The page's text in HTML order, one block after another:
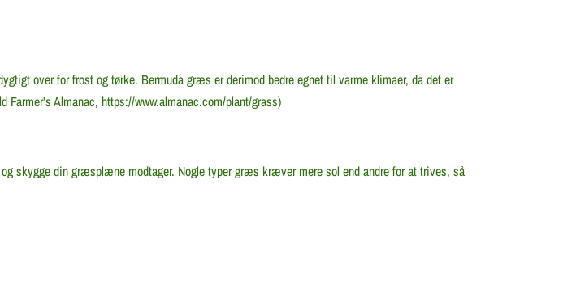
over for frost og tørke. Bermuda græs er derimod bedre egnet til varme klimaer, da det er
Almanac, https://www.almanac.com/plant/grass)
skygge din græsplæne modtager. Nogle typer græs kræver mere sol end andre for at trives, så